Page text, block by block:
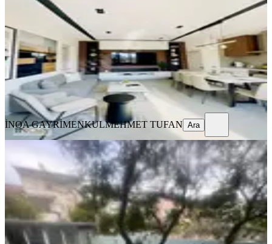
Nazilli, Dallıca Mahallesi
4+1
02.08.2026
12.000.000 ₺
İNOA GAYRİMENKULMEHMET TUFAN
Ara
İNOA GAYRİMENKULMEHMET TUFAN Ara
MANZARALI
Nazilli Şirinevler'de Havuzlu Ve
Bahçeli Satılık 5+1 Villa
Nazilli, Şirinevler Mahallesi
5+1·230 m² · 21.07.2026
12.500.000 ₺